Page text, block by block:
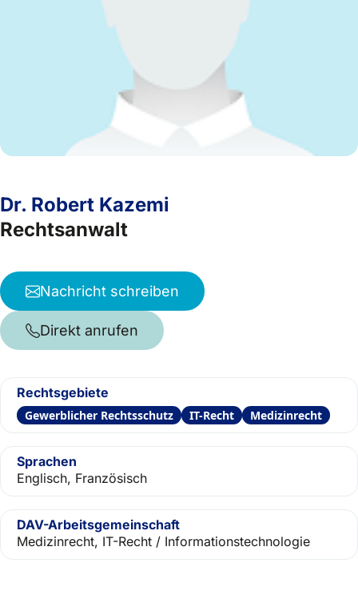
Dr. Robert Kazemi
Rechtsanwalt
Nachricht schreiben
Direkt anrufen
Rechtsgebiete
Gewerblicher Rechtsschutz IT-Recht Medizinrecht
Sprachen
Englisch, Französisch
DAV-Arbeitsgemeinschaft
Medizinrecht, IT-Recht / Informationstechnologie